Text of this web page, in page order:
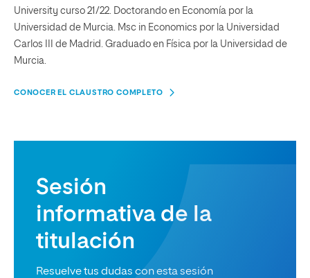
University curso 21/22. Doctorando en Economía por la
Universidad de Murcia. Msc in Economics por la Universidad
Carlos III de Madrid. Graduado en Física por la Universidad de
Murcia.
CONOCER EL CLAUSTRO COMPLETO
Sesión
informativa de la
titulación
Resuelve tus dudas con esta sesión